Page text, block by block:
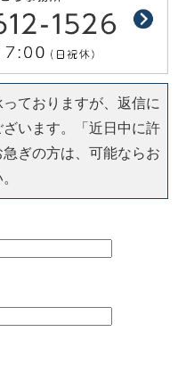
ておりますが、返信に
います。「近日中に許
ぎの方は、可能ならお